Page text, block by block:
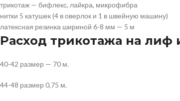
трикотаж — бифлекс, лайкра, микрофибра
нитки 5 катушек (4 в оверлок и 1 в швейную машину)
латексная резинка шириной 6-8 мм — 5 м
Расход трикотажа на
40-42 размер — 70 м.
44-48 размер 0,75 м.